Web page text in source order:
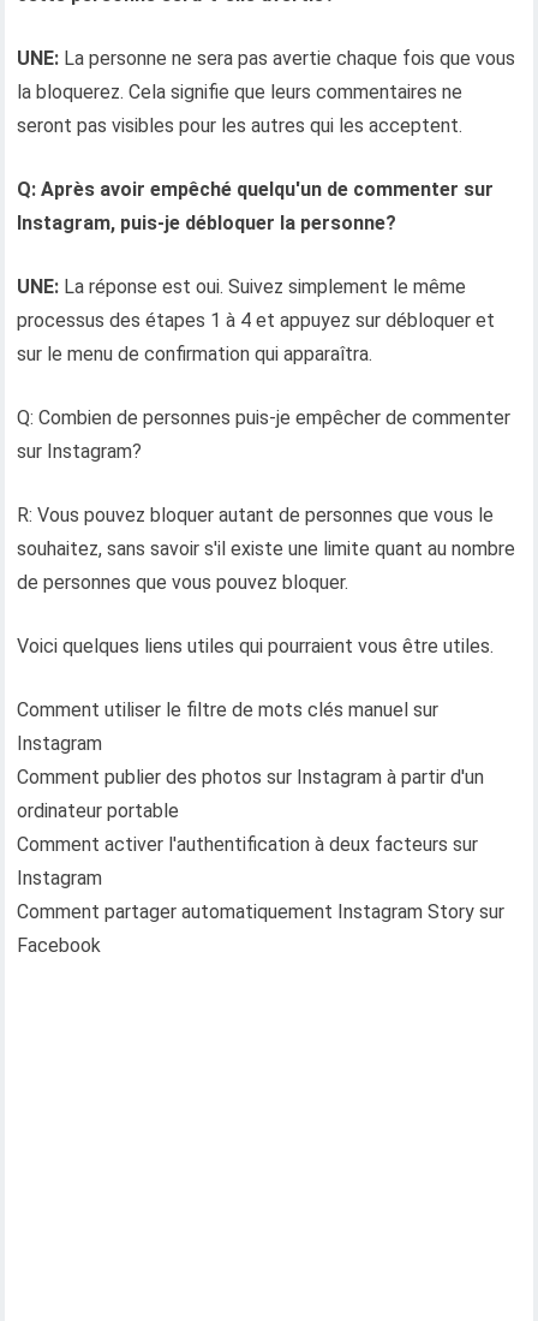
UNE: La personne ne sera pas avertie chaque fois que vous
la bloquerez. Cela signifie que leurs commentaires ne
seront pas visibles pour les autres qui les acceptent.
Q: Après avoir empêché quelqu'un de commenter sur
Instagram, puis-je débloquer la personne?
UNE: La réponse est oui. Suivez simplement le même
processus des étapes 1 à 4 et appuyez sur débloquer et
sur le menu de confirmation qui apparaîtra.
Q: Combien de personnes puis-je empêcher de commenter
sur Instagram?
R: Vous pouvez bloquer autant de personnes que vous le
souhaitez, sans savoir s'il existe une limite quant au nombre
de personnes que vous pouvez bloquer.
Voici quelques liens utiles qui pourraient vous être utiles.
Comment utiliser le filtre de mots clés manuel sur
Instagram
Comment publier des photos sur Instagram à partir d'un
ordinateur portable
Comment activer l'authentification à deux facteurs sur
Instagram
Comment partager automatiquement Instagram Story sur
Facebook